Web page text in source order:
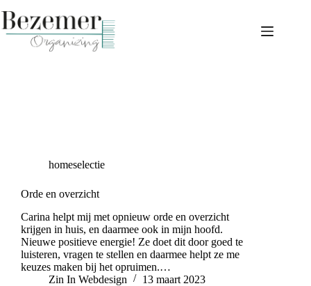
naar
de
homeselectie
Orde en overzicht
Carina helpt mij met opnieuw orde en overzicht
krijgen in huis, en daarmee ook in mijn hoofd.
Nieuwe positieve energie! Ze doet dit door goed te
luisteren, vragen te stellen en daarmee helpt ze me
keuzes maken bij het opruimen.…
Zin In Webdesign
13 maart 2023